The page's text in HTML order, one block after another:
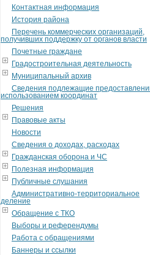
Контактная информация
История района
Перечень коммерческих организаций,
получивших поддержку от органов власти
Почетные граждане
Градостроительная деятельность
Муниципальный архив
Сведения подлежащие
использованием координат
Решения
Правовые акты
Новости
Сведения о доходах, расходах
Гражданская оборона и ЧС
Полезная информация
Публичные слушания
Административно-территориальное
деление
Обращение с ТКО
Выборы и референдумы
Работа с обращениями
Баннеры и ссылки